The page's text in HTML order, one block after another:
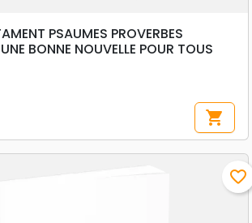
PSAUMES PROVERBES
BONNE NOUVELLE POUR TOUS
shopping_cart
favorite_border